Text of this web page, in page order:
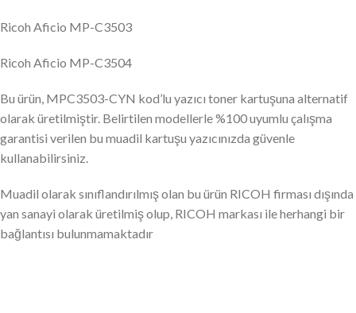
Ricoh Aficio MP-C3503
Ricoh Aficio MP-C3504
Bu ürün, MPC3503-CYN kod’lu yazıcı toner kartuşuna alternatif
olarak üretilmiştir. Belirtilen modellerle %100 uyumlu çalışma
garantisi verilen bu muadil kartuşu yazıcınızda güvenle
kullanabilirsiniz.
Muadil olarak sınıflandırılmış olan bu ürün RICOH firması dışında
yan sanayi olarak üretilmiş olup, RICOH markası ile herhangi bir
bağlantısı bulunmamaktadır